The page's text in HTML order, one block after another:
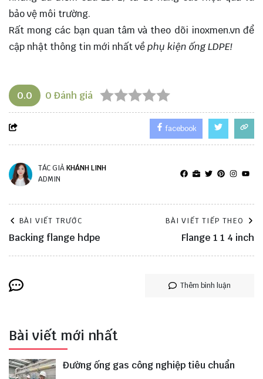
bảo vệ môi trường.
Rất mong các bạn quan tâm và theo dõi inoxmen.vn để
cập nhật thông tin mới nhất vềphụ kiện ống LDPE!
0.0 0 Đánh giá
facebook
TÁC GIẢKHÁNH LINH
ADMIN
BÀI VIẾT TRƯỚC
Backing flange hdpe
BÀI VIẾT TIẾP THEO
Flange 1 1 4 inch
Thêm bình luận
Bài viết mới nhất
Đường ống gas công nghiệp tiêu chuẩn